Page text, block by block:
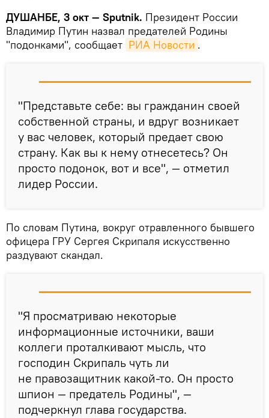
ДУШАНБЕ, 3 окт — Sputnik. Президент России
Владимир Путин назвал предателей Родины
"подонками", сообщает РИА Новости .
"Представьте себе: вы гражданин своей
собственной страны, и вдруг возникает
у вас человек, который предает свою
страну. Как вы к нему отнесетесь? Он
просто подонок, вот и все", — отметил
лидер России.
По словам Путина, вокруг отравленного бывшего
офицера ГРУ Сергея Скрипаля искусственно
раздувают скандал.
"Я просматриваю некоторые
информационные источники, ваши
коллеги проталкивают мысль, что
господин Скрипаль чуть ли
не правозащитник какой-то. Он просто
шпион — предатель Родины", —
подчеркнул глава государства.